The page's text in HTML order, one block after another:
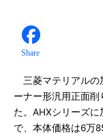
Share
三菱マテリアルの
ーナー形汎用正面
た。AHXシリーズ
で、本体価格は6万